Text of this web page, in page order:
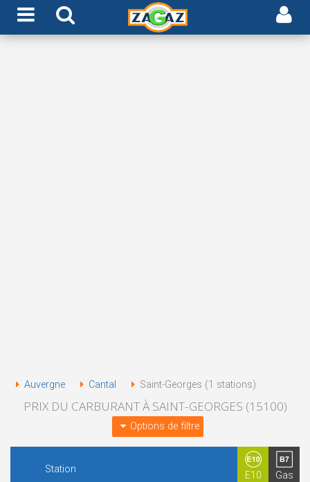
Auvergne Cantal Saint-Georges (1 stations)
PRIX DU CARBURANT À SAINT-GEORGES (15100)
Options de filtre
Station
E10 Gas